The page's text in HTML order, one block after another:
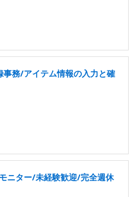
務/アイテム情報の入力と確
ニター/未経験歓迎/完全週休